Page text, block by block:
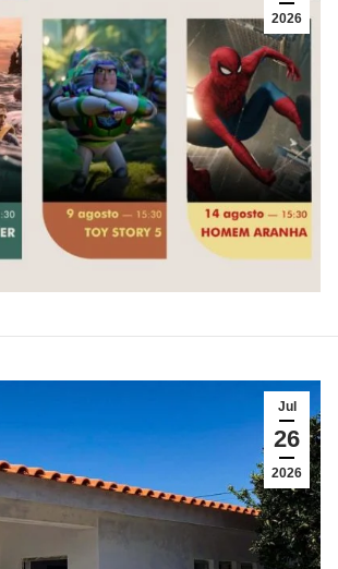
2026
Jul
26
2026